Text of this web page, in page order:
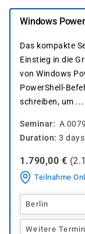
Windows
Das kompakte
Einstieg in die
von Windows
PowerShell-
schreiben, um ...
Seminar
A 0079
Duration 3 days
1.790,00 € (
Teilnahme
Berlin
Weitere